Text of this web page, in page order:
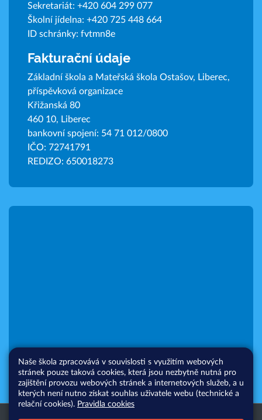
Sekretariát: +420 604 299 077
Školní jídelna: +420 725 448 664
ID schránky: fvtmn8e
Fakturační údaje
Základní škola a Mateřská škola Ostašov, Liberec,
příspěvková organizace
Křižanská 80
460 10, Liberec
bankovní spojení: 54 71 012/0800
IČO: 72741791
REDIZO: 650018273
Naše škola zpracovává v souvislosti s využitím webových
stránek pouze taková cookies, která jsou nezbytně nutná pro
zajištění provozu webových stránek a internetových služeb, a u
kterých není nutno získat souhlas uživatele webu (technické a
relační cookies). Pravidla cookies